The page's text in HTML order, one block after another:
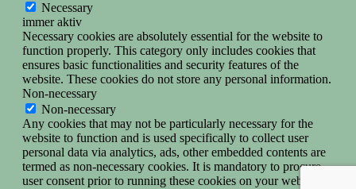
Necessary
immer aktiv
Necessary cookies are absolutely essential for the website to
function properly. This category only includes cookies that
ensures basic functionalities and security features of the
website. These cookies do not store any personal information.
Non-necessary
Non-necessary
Any cookies that may not be particularly necessary for the
website to function and is used specifically to collect user
personal data via analytics, ads, other embedded contents are
termed as non-necessary cookies. It is mandatory to procure
user consent prior to running these cookies on your website.